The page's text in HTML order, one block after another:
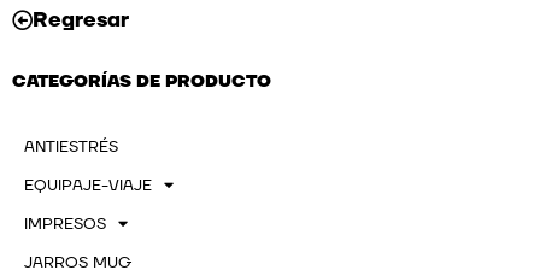
Regresar
CATEGORÍAS DE PRODUCTO
ANTIESTRÉS
EQUIPAJE-VIAJE
IMPRESOS
JARROS MUG